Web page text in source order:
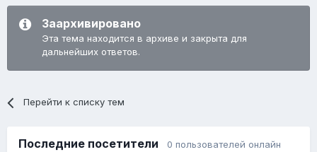
Заархивировано
Эта тема находится в архиве и закрыта для
дальнейших ответов.
Перейти к списку тем
Последние посетители 0 пользователей онлайн